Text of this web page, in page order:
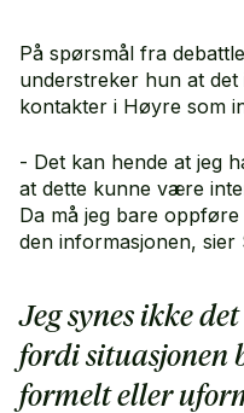
På spørsmål fra
understreker hun at
kontakter i Høyre som
- Det kan hende at jeg
at dette kunne være
Da må jeg bare
den informasjonen, sier
Jeg synes ikke
fordi situasjonen
formelt eller